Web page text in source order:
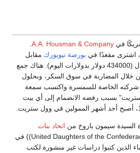
فيA.A. Housman & Company
.
مقعدًا فيبورصة نيويوركمقابل
18000 دولار، أي ما يعادل (434000 دولار بدولارات اليوم). هناك جمع
المضاربة في سوق السكر، وبحلول
شركته الخاصة للسمسرة واكتسب سمعة
بسبب رفضه الانضمام إلى أي بيت
اتحاد بنات
(United Daughters of the Confederacy)) في
الذين كتبوا دراسات غير منشورة لكتب